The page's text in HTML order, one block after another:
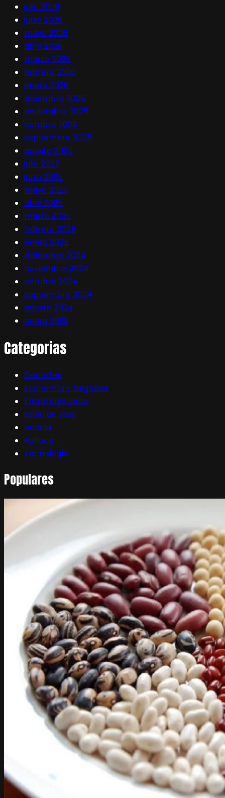
julio 2026
junio 2026
mayo 2026
abril 2026
marzo 2026
febrero 2026
enero 2026
diciembre 2025
noviembre 2025
octubre 2025
septiembre 2025
agosto 2025
julio 2025
junio 2025
mayo 2025
abril 2025
marzo 2025
febrero 2025
enero 2025
diciembre 2024
noviembre 2024
octubre 2024
septiembre 2024
agosto 2024
enero 2023
Categorias
Deportes
Economía y Negocios
Entretenimiento
Estilo de vida
Noticia
Política
Tecnología
Populares